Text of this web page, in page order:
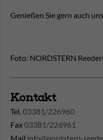
Genießen Sie gern auch
Foto: NORDSTERN
Kontakt
Tel. 03381/226960
Fax03381/226961
Mail info@nordstern-